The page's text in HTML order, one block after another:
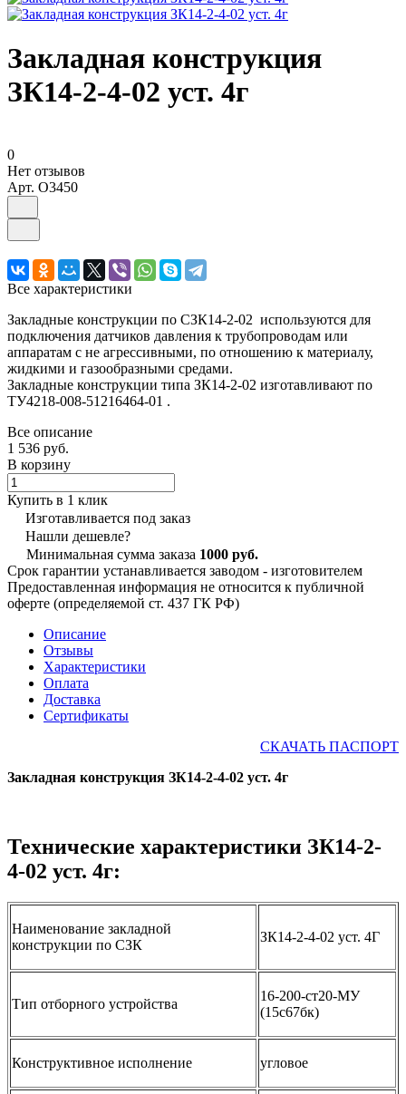
Закладная конструкция
ЗК14-2-4-02 уст. 4г
0
Нет отзывов
Арт. O3450
Все характеристики
Закладные конструкции по СЗК14-2-02 используются для
подключения датчиков давления к трубопроводам или
аппаратам с не агрессивными, по отношению к материалу,
жидкими и газообразными средами.
Закладные конструкции типа ЗК14-2-02 изготавливают по
ТУ4218-008-51216464-01 .
Все описание
1 536 руб.
В корзину
Купить в 1 клик
Изготавливается под заказ
Нашли дешевле?
Минимальная сумма заказа 1000 руб.
Срок гарантии устанавливается заводом - изготовителем
Предоставленная информация не относится к публичной
оферте (определяемой ст. 437 ГК РФ)
Описание
Отзывы
Характеристики
Оплата
Доставка
Сертификаты
СКАЧАТЬ ПАСПОРТ
Закладная конструкция ЗК14-2-4-02 уст. 4г
Технические характеристики ЗК14-2-
4-02 уст. 4г:
Наименование закладной
конструкции по СЗК
ЗК14-2-4-02 уст. 4Г
Тип отборного устройства
16-200-ст20-МУ
(15с67бк)
Конструктивное исполнение угловое